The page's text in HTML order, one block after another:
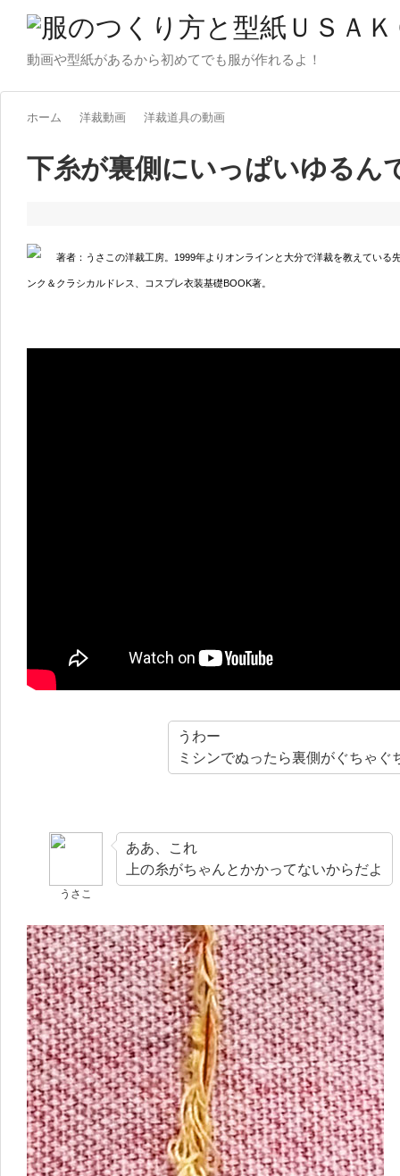
動画や型紙があるから初めてでも服が作れるよ！
ホーム 洋裁動画 洋裁道具の動画
下糸が裏側にいっぱいゆるん
著者：うさこの洋裁工房。1999年よりオンラインと大分で洋裁を教えている
ンク＆クラシカルドレス、コスプレ衣装基礎BOOK著。
うわー
ミシンでぬったら裏側がぐちゃぐ
うさこ
ああ、これ
上の糸がちゃんとかかってないからだよ